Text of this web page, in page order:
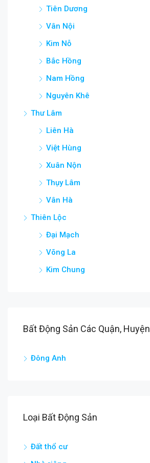
Tiên Dương
Vân Nội
Kim Nỗ
Bắc Hồng
Nam Hồng
Nguyên Khê
Thư Lâm
Liên Hà
Việt Hùng
Xuân Nộn
Thụy Lâm
Vân Hà
Thiên Lộc
Đại Mạch
Võng La
Kim Chung
Bất Động Sản Các Quận, Huyện
Đông Anh
Loại Bất Động Sản
Đất thổ cư